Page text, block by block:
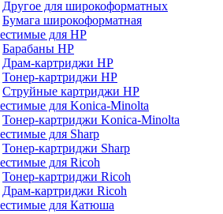
Другое для широкоформатных
Бумага широкоформатная
для HP
Барабаны HP
Драм-картриджи HP
Тонер-картриджи HP
Струйные картриджи HP
для Konica-Minolta
Тонер-картриджи Konica-Minolta
для Sharp
Тонер-картриджи Sharp
для Ricoh
Тонер-картриджи Ricoh
Драм-картриджи Ricoh
для Катюша